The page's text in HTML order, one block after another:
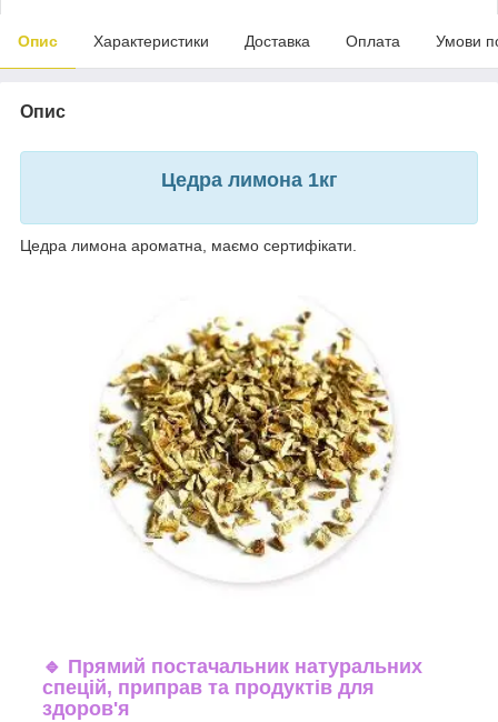
Опис Характеристики Доставка Оплата Умови
Опис
Цедра лимона 1кг
Цедра лимона ароматна, маємо сертифікати.
🔹 Прямий постачальник натуральних
спецій, приправ та продуктів для
здоров'я